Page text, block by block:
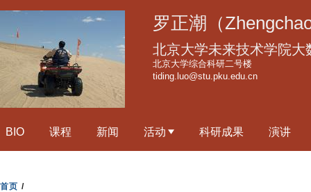
转
到
内
罗正潮（
北京大学未来技术学院大
北京大学综合科研二号楼
tiding.luo@stu.pku.edu.cn
BIO 课程 新闻 活动 科研成果 演讲
首页 /